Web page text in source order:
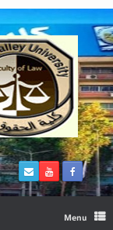
Skip
to
content
Menu